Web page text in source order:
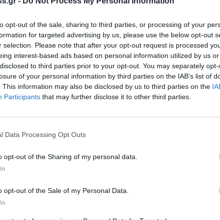
opt-out of the sale, sharing to third parties, or processing of your
for targeted advertising by us, please use the below opt-out
selection. Please note that after your opt-out request is processed
interest-based ads based on personal information utilized by us
to third parties prior to your opt-out. You may separately
of your personal information by third parties on the IAB’s list of
This information may also be disclosed by us to third parties on the
Participants that may further disclose it to other third parties.
Data Processing Opt Outs
opt-out of the Sharing of my personal data.
opt-out of the Sale of my Personal Data.
είναι η σκιά της Κυβέρνησης Σύριζα στην
οι περιφερόμενοι παρακομματικοί,
όψιμοι ιδεολόγοι, οι οποίοι, στην τελική
εκφραστές του κόκκινου φασισμού τόσο
ντουλάπια της πολιτικής ιστορίας για να
κομματισμού και της τυφλής φασιστικής
των «πράσινων» ξενιστών, πέρασαν
της Αριστεράς για να τους ελέγχουν, και
τους εξοβέλισαν.
Είναι ανάμεσά μας. Είναι αυτοί που
καταγγέλλοντας ως φασίστες
συνήθως είναι λίγοι και διαλεχτοί… Είναι